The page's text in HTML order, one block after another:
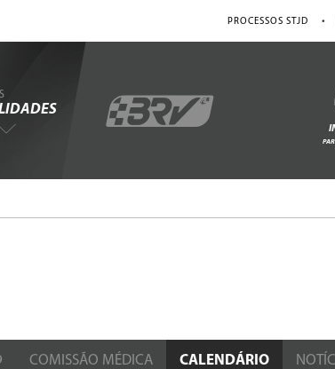
PROCESSOS STJD •
COMISSÃO MÉDICA CALENDÁRIO